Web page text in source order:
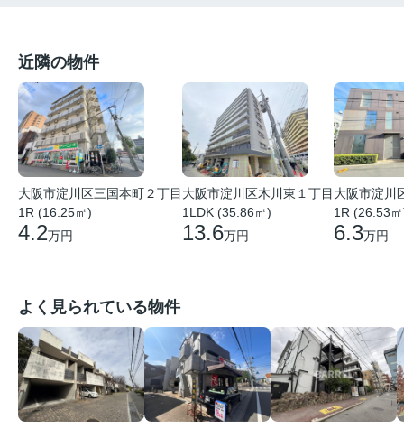
近隣の物件
大阪市淀川区三国本町２丁目
1R (16.25㎡)
4.2万円
大阪市淀川区木川東１丁目
1LDK (35.86㎡)
13.6万円
大阪市淀川
1R (26.53
6.3万円
よく見られている物件